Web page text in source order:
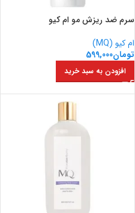
سرم ضد ریزش مو ام کیو
ام کیو (MQ)
تومان599,000
افزودن به سبد خرید